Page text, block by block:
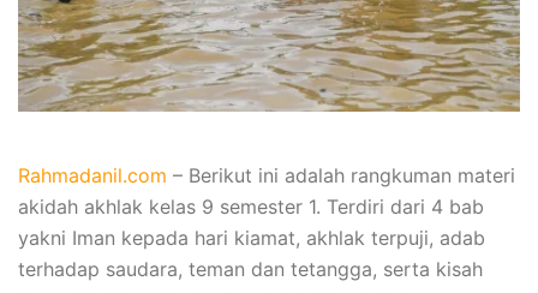
Rahmadanil.com – Berikut ini adalah rangkuman materi
akidah akhlak kelas 9 semester 1. Terdiri dari 4 bab
yakni Iman kepada hari kiamat, akhlak terpuji, adab
terhadap saudara, teman dan tetangga, serta kisah